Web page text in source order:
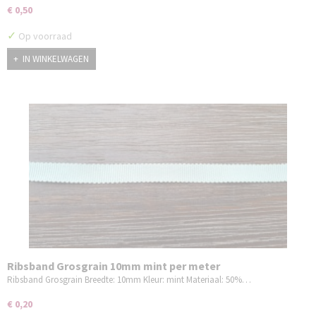
€ 0,50
✓ Op voorraad
IN WINKELWAGEN
Ribsband Grosgrain 10mm mint per meter
Ribsband Grosgrain Breedte: 10mm Kleur: mint Materiaal: 50%…
€ 0,20